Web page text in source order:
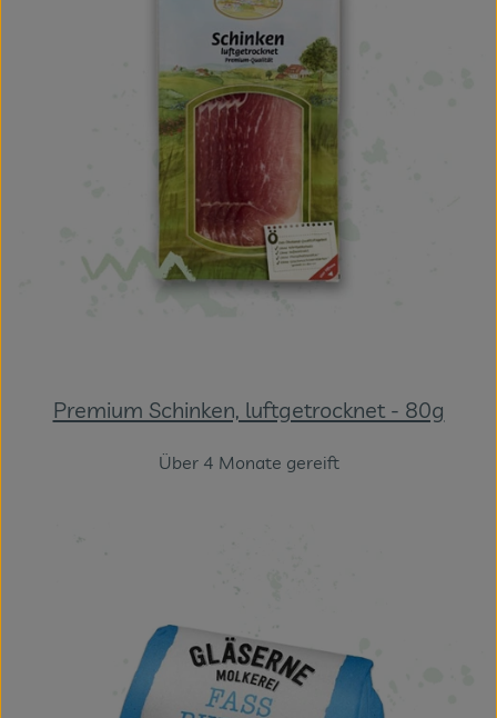
Premium Schinken, luftgetrocknet - 80g
Über 4 Monate gereift